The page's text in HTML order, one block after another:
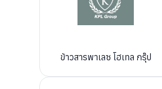
ข้าวสารพาเลซ โฮเทล กรุ๊ป